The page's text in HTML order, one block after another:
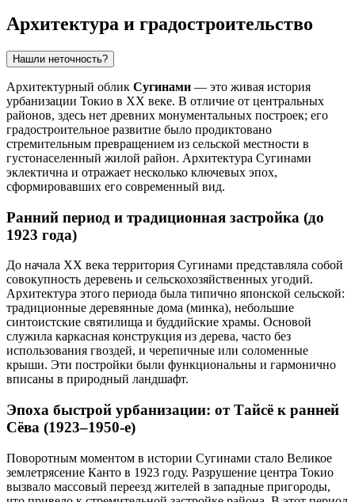
Архитектура и градостроительство
Нашли неточность?
Архитектурный облик Сугинами — это живая история
урбанизации Токио в XX веке. В отличие от центральных
районов, здесь нет древних монументальных построек; его
градостроительное развитие было продиктовано
стремительным превращением из сельской местности в
густонаселенный жилой район. Архитектура Сугинами
эклектична и отражает несколько ключевых эпох,
сформировавших его современный вид.
Ранний период и традиционная застройка (до
1923 года)
До начала XX века территория Сугинами представляла собой
совокупность деревень и сельскохозяйственных угодий.
Архитектура этого периода была типично японской сельской:
традиционные деревянные дома (минка), небольшие
синтоистские святилища и буддийские храмы. Основой
служила каркасная конструкция из дерева, часто без
использования гвоздей, и черепичные или соломенные
крыши. Эти постройки были функциональны и гармонично
вписаны в природный ландшафт.
Эпоха быстрой урбанизации: от Тайсё к ранней
Сёва (1923–1950-е)
Поворотным моментом в истории Сугинами стало Великое
землетрясение Канто в 1923 году. Разрушение центра Токио
вызвало массовый переезд жителей в западные пригороды,